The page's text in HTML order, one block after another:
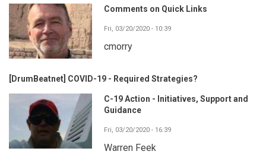
Comments on Quick Links
Fri, 03/20/2020 - 10:39
cmorry
[DrumBeatnet] COVID-19 - Required Strategies?
C-19 Action - Initiatives, Support and
Guidance
Fri, 03/20/2020 - 16:39
Warren Feek